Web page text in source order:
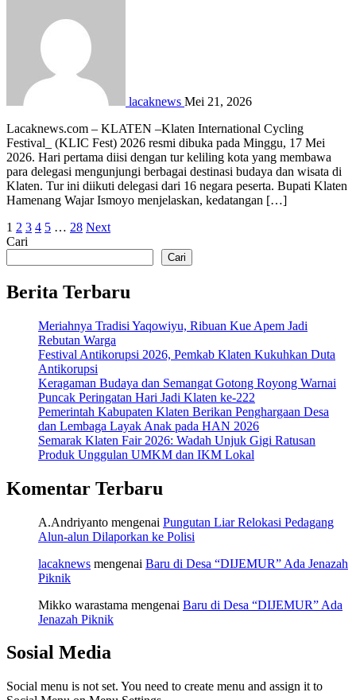
lacaknews Mei 21, 2026
Lacaknews.com – KLATEN –Klaten International Cycling
Festival_ (KLIC Fest) 2026 resmi dibuka pada Minggu, 17 Mei
2026. Hari pertama diisi dengan tur keliling kota yang membawa
para delegasi mengunjungi berbagai destinasi budaya dan wisata di
Klaten. Tur ini diikuti delegasi dari 16 negara peserta. Bupati Klaten
Hamenang Wajar Ismoyo menjelaskan, kedatangan […]
Paginasi
pos
1 2 3 4 5 … 28 Next
Cari
Cari
Berita Terbaru
Meriahnya Tradisi Yaqowiyu, Ribuan Kue Apem Jadi
Rebutan Warga
Festival Antikorupsi 2026, Pemkab Klaten Kukuhkan Duta
Antikorupsi
Keragaman Budaya dan Semangat Gotong Royong Warnai
Puncak Peringatan Hari Jadi Klaten ke-222
Pemerintah Kabupaten Klaten Berikan Penghargaan Desa
dan Lembaga Layak Anak pada HAN 2026
Semarak Klaten Fair 2026: Wadah Unjuk Gigi Ratusan
Produk Unggulan UMKM dan IKM Lokal
Komentar Terbaru
A.Andriyanto mengenai Pungutan Liar Relokasi Pedagang
Alun-alun Dilaporkan ke Polisi
lacaknews mengenai Baru di Desa “DIJEMUR” Ada Jenazah
Piknik
Mikko warastama mengenai Baru di Desa “DIJEMUR” Ada
Jenazah Piknik
Sosial Media
Social menu is not set. You need to create menu and assign it to